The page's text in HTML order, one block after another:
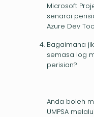
Microsoft
senarai
Azure Dev
Bagaimana
semasa log
perisian?
Anda boleh
UMPSA